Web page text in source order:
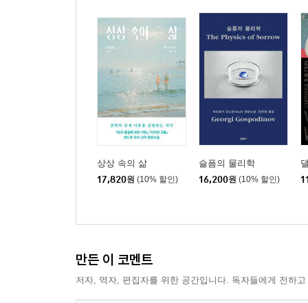
상상 속의 삶
17,820원 (10% 할인)
슬픔의 물리학
16,200원 (10% 할인)
만든 이 코멘트
저자, 역자, 편집자를 위한 공간입니다. 독자들에게 전하